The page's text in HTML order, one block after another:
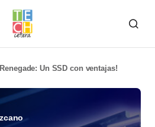
Un SSD con ventajas!